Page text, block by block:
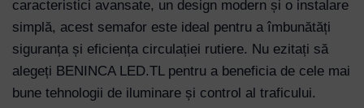
caracteristici avansate, un design modern și o instalare
simplă, acest semafor este ideal pentru a îmbunătăți
siguranța și eficiența circulației rutiere. Nu ezitați să
alegeți BENINCA LED.TL pentru a beneficia de cele mai
bune tehnologii de iluminare și control al traficului.